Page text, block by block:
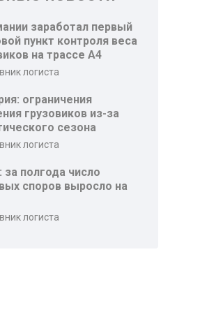
заработал первый
пункт контроля веса
на трассе A4
логиста
ограничения
грузовиков из-за
сезона
логиста
за полгода число
споров выросло на
логиста